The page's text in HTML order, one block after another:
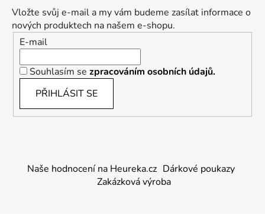
Vložte svůj e-mail a my vám budeme zasílat informace o
nových produktech na našem e-shopu.
E-mail
Souhlasím se zpracováním osobních údajů.
PŘIHLÁSIT SE
Naše hodnocení na Heureka.cz Dárkové poukazy
Zakázková výroba